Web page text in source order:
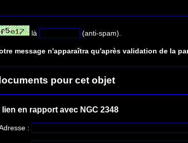
là (anti-spam).
message n'apparaîtra qu'après validation de la
pour cet objet
lien en rapport avec NGC 2348
: